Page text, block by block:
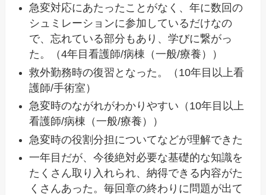
急変対応にあたったことがなく、年に数回の
シュミレーションに参加しているだけなの
で、忘れている部分もあり、学びに繋がっ
た。（4年目看護師/病棟（一般/療養））
救外勤務時の復習となった。（10年目以上看
護師/手術室）
急変時のながれがわかりやすい（10年目以上
看護師/病棟（一般/療養））
急変時の役割分担についてなどが理解できた
一年目だが、今後絶対必要な基礎的な知識を
たくさん取り入れられ、納得できる内容がた
くさんあった。毎回章の終わりに問題が出て